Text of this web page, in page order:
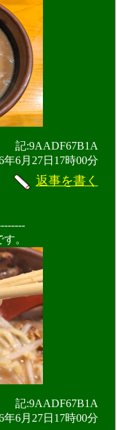
記:9AADF67B1A
年6月27日17時00分
返事を書く
。
記:9AADF67B1A
年6月27日17時00分